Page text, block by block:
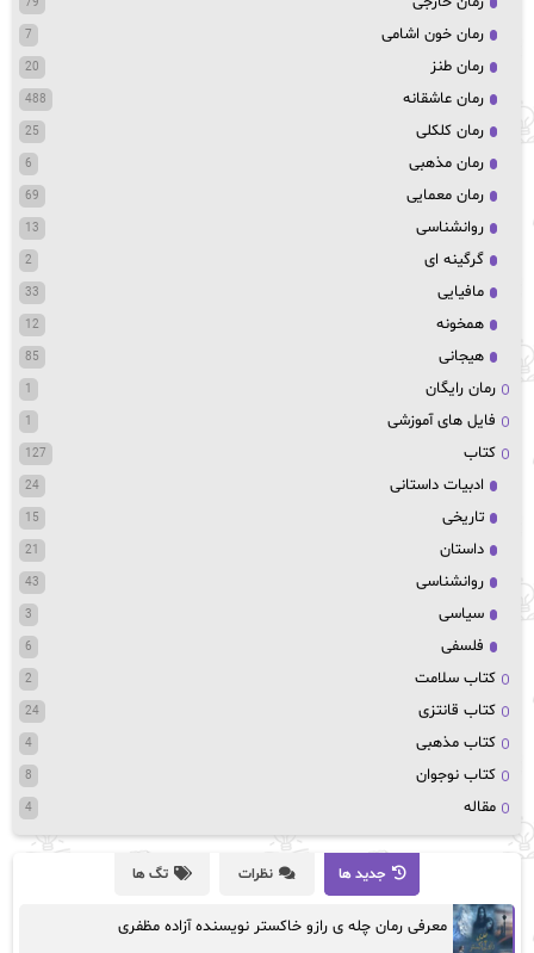
رمان خون اشامی 7
رمان طنز 20
رمان عاشقانه 488
رمان کلکلی 25
رمان مذهبی 6
رمان معمایی 69
روانشناسی 13
گرگینه ای 2
مافیایی 33
همخونه 12
هیجانی 85
رمان رایگان 1
فایل های آموزشی 1
کتاب 127
ادبیات داستانی 24
تاریخی 15
داستان 21
روانشناسی 43
سیاسی 3
فلسفی 6
کتاب سلامت 2
کتاب قانتزی 24
کتاب مذهبی 4
کتاب نوجوان 8
مقاله 4
جدید ها نظرات تگ ها
معرفی رمان چله ی رازو خاکستر نویسنده آزاده مظفری